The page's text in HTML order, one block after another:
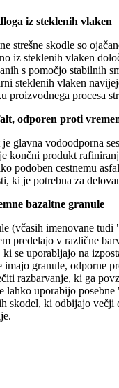
iz steklenih vlaken
strešne skodle so
iz steklenih vlaken
s pomočjo stabilnih
steklenih vlaken
proizvodnega procesa
odporen proti
glavna vodoodporna
končni produkt
podoben cestnemu
ki je potrebna za
bazaltne granule
(včasih imenovane tudi
predelajo v različne
ki se uporabljajo na
imajo granule, odporne
razbarvanje, ki ga
lahko uporabijo
skodel, ki odbijajo večji